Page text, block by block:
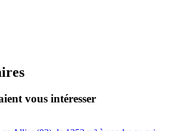
vous intéresser